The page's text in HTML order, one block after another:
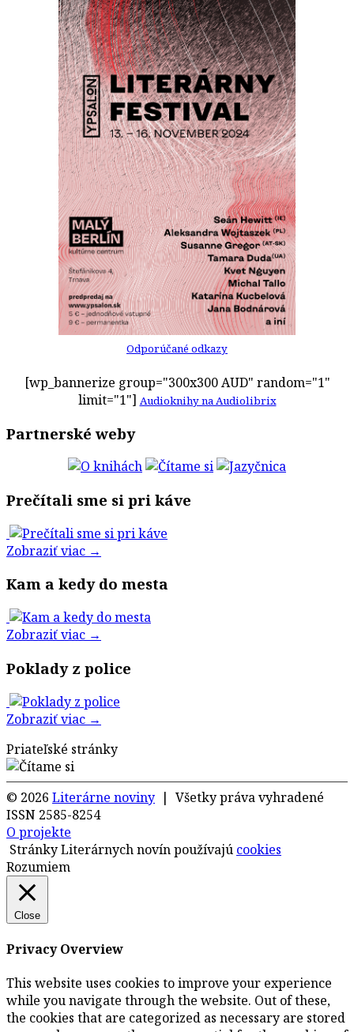
Odporúčané odkazy
[wp_bannerize group="300x300 AUD" random="1"
limit="1"] Audioknihy na Audiolibrix
Partnerské weby
Prečítali sme si pri káve
Zobraziť viac →
Kam a kedy do mesta
Zobraziť viac →
Poklady z police
Zobraziť viac →
Priateľské stránky
© 2026 Literárne noviny | Všetky práva vyhradené
ISSN 2585-8254
O projekte
Stránky Literárnych novín používajú cookies
Rozumiem
Close
Privacy Overview
This website uses cookies to improve your experience
while you navigate through the website. Out of these,
the cookies that are categorized as necessary are stored